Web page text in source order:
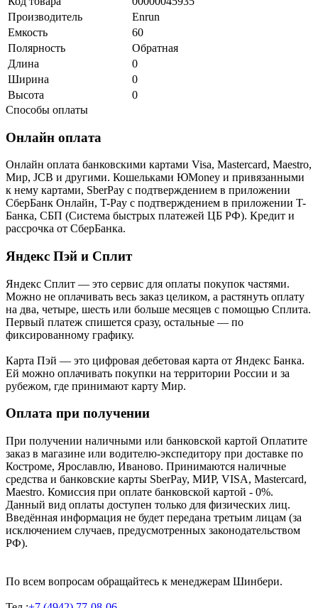
Производитель
Enrun
Емкость
60
Полярность
Обратная
Длина
0
Ширина
0
Высота
0
Способы оплаты
Онлайн оплата
Онлайн оплата банковскими картами Visa, Mastercard, Maestro,
Мир, JCB и другими. Кошельками ЮMoney и привязанными
к нему картами, SberPay с подтверждением в приложении
СберБанк Онлайн, T-Pay с подтверждением в приложении T-
Банка, СБП (Система быстрых платежей ЦБ РФ). Кредит и
рассрочка от СберБанка.
Яндекс Пэй и Сплит
Яндекс Cплит — это сервис для оплаты покупок частями.
Можно не оплачивать весь заказ целиком, а растянуть оплату
на два, четыре, шесть или больше месяцев с помощью Сплита.
Первый платеж спишется сразу, остальные — по
фиксированному графику.
Карта Пэй — это цифровая дебетовая карта от Яндекс Банка.
Ей можно оплачивать покупки на территории России и за
рубежом, где принимают карту Мир.
Оплата при получении
При получении наличными или банковской картой Оплатите
заказ в магазине или водителю-экспедитору при доставке по
Костроме, Ярославлю, Иваново. Принимаются наличные
средства и банковские карты SberPay, МИР, VISA, Mastercard,
Maestro. Комиссия при оплате банковской картой - 0%.
Данный вид оплаты доступен только для физических лиц.
Введённая информация не будет передана третьим лицам (за
исключением случаев, предусмотренных законодательством
РФ).
По всем вопросам обращайтесь к менеджерам Шинбери.